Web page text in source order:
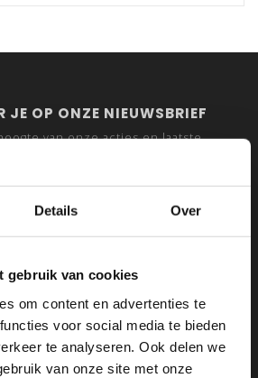
Details Over
gebruik van cookies
om content en advertenties te
voor social media te bieden
te analyseren. Ook delen we
van onze site met onze
JE OP ONZE NIEUWSBRIEF
van onze acties en laatste
voor mannen
Zijlijnstraat 24
1433 DC